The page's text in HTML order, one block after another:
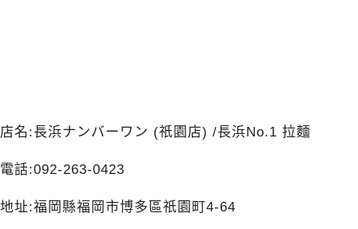
店名:長浜ナンバーワン (祇園店) /長浜No.1 拉麵
電話:092-263-0423
地址:福岡縣福岡市博多區祇園町4-64